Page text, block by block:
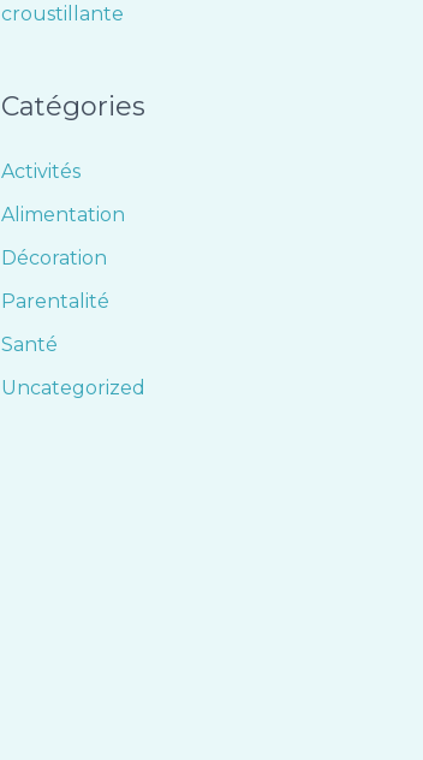
croustillante
Catégories
Activités
Alimentation
Décoration
Parentalité
Santé
Uncategorized